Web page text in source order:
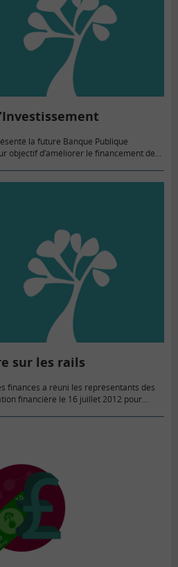
la future Banque Publique
objectif d’améliorer le financement des
sur les rails
finances a réuni les représentants des
financière le 16 juillet 2012 pour